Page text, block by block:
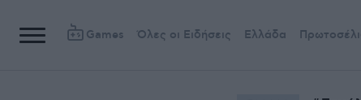
Games Όλες οι Ειδήσεις Ελλάδα